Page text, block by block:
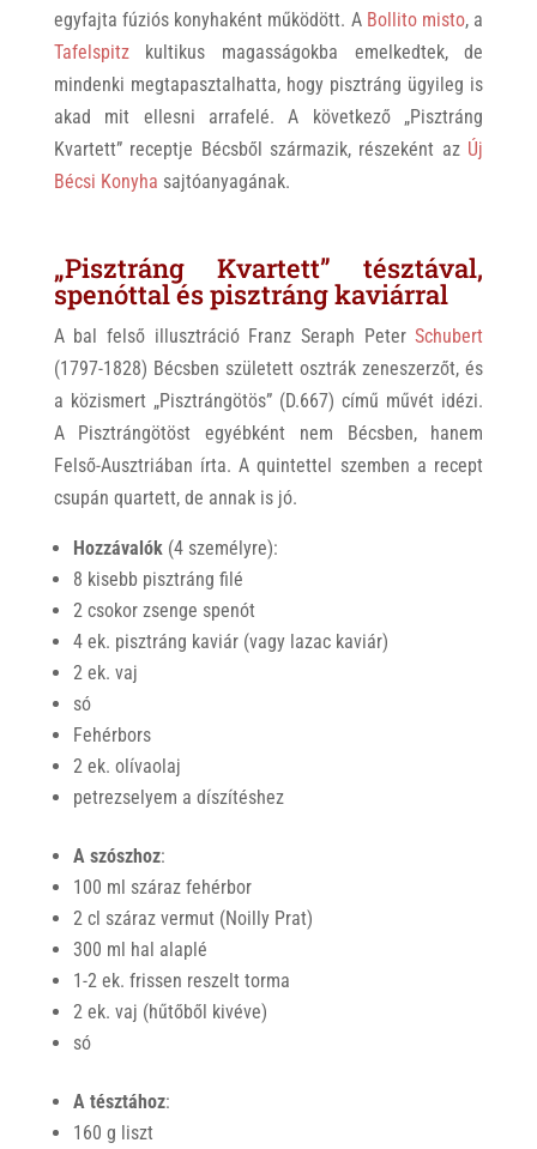
egyfajta fúziós konyhaként működött. A Bollito misto, a
Tafelspitzkultikus magasságokba emelkedtek, de
mindenki megtapasztalhatta, hogy pisztráng ügyileg is
akad mit ellesni arrafelé. A következő „Pisztráng
Kvartett” receptje Bécsből származik, részeként az Új
Bécsi Konyha sajtóanyagának.
„Pisztráng Kvartett” tésztával,
spenóttal és pisztráng kaviárral
A bal felső illusztráció Franz Seraph PeterSchubert
(1797-1828) Bécsben született osztrák zeneszerzőt, és
a közismert „Pisztrángötös” (D.667) című művét idézi.
A Pisztrángötöst egyébként nem Bécsben, hanem
Felső-Ausztriában írta. A quintettel szemben a recept
csupán quartett, de annak is jó.
Hozzávalók(4 személyre):
8 kisebb pisztráng filé
2 csokor zsenge spenót
4 ek. pisztráng kaviár (vagy lazac kaviár)
2 ek. vaj
só
Fehérbors
2 ek. olívaolaj
petrezselyem a díszítéshez
A szószhoz:
100 ml száraz fehérbor
2 cl száraz vermut (Noilly Prat)
300 ml hal alaplé
1-2 ek. frissen reszelt torma
2 ek. vaj (hűtőből kivéve)
só
A tésztához:
160 g liszt